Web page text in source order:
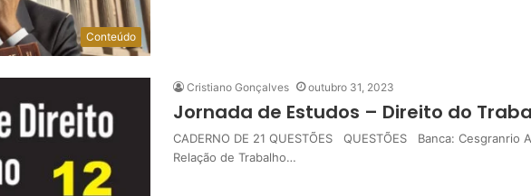
Conteúdo
Cristiano Gonçalves outubro 31, 2023
Jornada de Estudos – Direito do
CADERNO DE 21 QUESTÕES QUESTÕES Banca:
Relação de Trabalho…